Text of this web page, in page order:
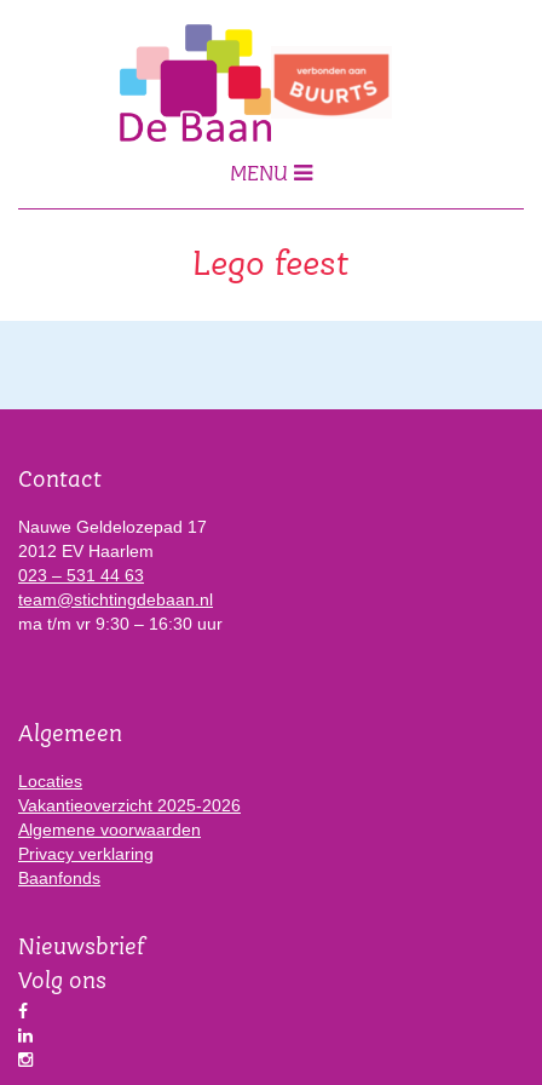
MENU
Lego feest
Contact
Nauwe Geldelozepad 17
2012 EV Haarlem
023 – 531 44 63
team@stichtingdebaan.nl
ma t/m vr 9:30 – 16:30 uur
Algemeen
Locaties
Vakantieoverzicht 2025-2026
Algemene voorwaarden
Privacy verklaring
Baanfonds
Nieuwsbrief
Volg ons